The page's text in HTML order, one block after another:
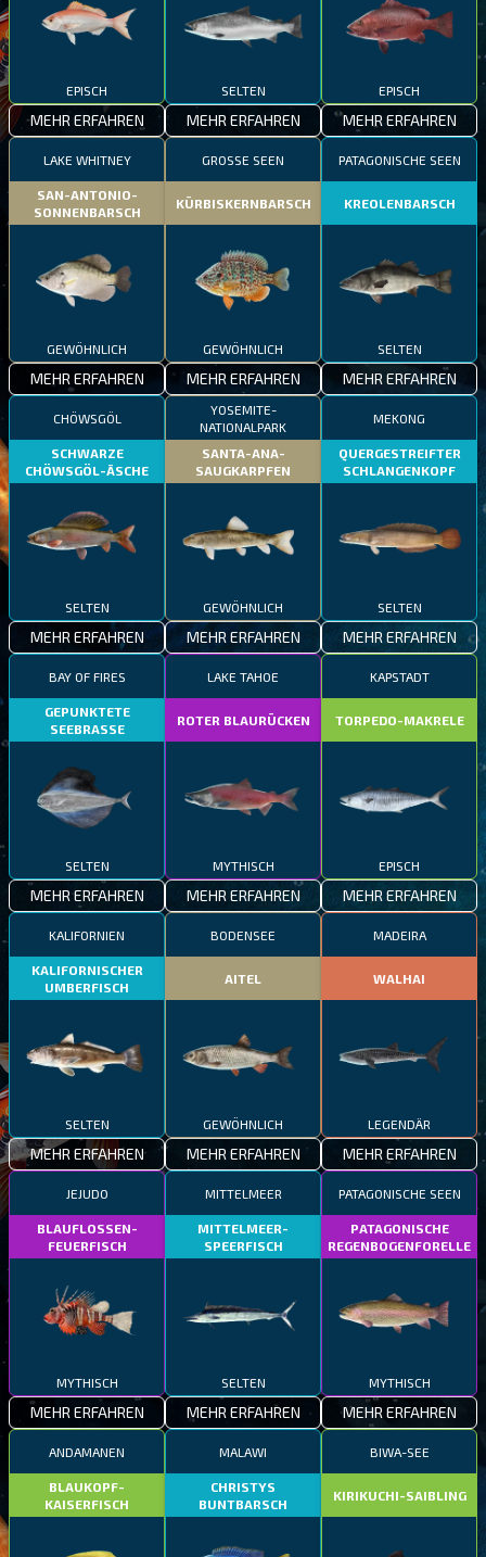
EPISCH
MEHR ERFAHREN
SELTEN
MEHR ERFAHREN
EPISCH
MEHR ERFAHREN
LAKE WHITNEY
SAN-ANTONIO-
SONNENBARSCH
GEWÖHNLICH
MEHR ERFAHREN
GROSSE SEEN
KÜRBISKERNBARSCH
GEWÖHNLICH
MEHR ERFAHREN
PATAGONISCHE SEEN
KREOLENBARSCH
SELTEN
MEHR ERFAHREN
CHÖWSGÖL
SCHWARZE
CHÖWSGÖL-ÄSCHE
SELTEN
MEHR ERFAHREN
YOSEMITE-
NATIONALPARK
SANTA-ANA-
SAUGKARPFEN
GEWÖHNLICH
MEHR ERFAHREN
MEKONG
QUERGESTREIFTER
SCHLANGENKOPF
SELTEN
MEHR ERFAHREN
BAY OF FIRES
GEPUNKTETE
SEEBRASSE
SELTEN
MEHR ERFAHREN
LAKE TAHOE
ROTER BLAURÜCKEN
MYTHISCH
MEHR ERFAHREN
KAPSTADT
TORPEDO-MAKRELE
EPISCH
MEHR ERFAHREN
KALIFORNIEN
KALIFORNISCHER
UMBERFISCH
SELTEN
MEHR ERFAHREN
BODENSEE
AITEL
GEWÖHNLICH
MEHR ERFAHREN
MADEIRA
WALHAI
LEGENDÄR
MEHR ERFAHREN
JEJUDO
BLAUFLOSSEN-
FEUERFISCH
MYTHISCH
MEHR ERFAHREN
MITTELMEER
MITTELMEER-
SPEERFISCH
SELTEN
MEHR ERFAHREN
PATAGONISCHE SEEN
PATAGONISCHE
REGENBOGENFORELLE
MYTHISCH
MEHR ERFAHREN
ANDAMANEN
BLAUKOPF-
KAISERFISCH
MALAWI
CHRISTYS
BUNTBARSCH
BIWA-SEE
KIRIKUCHI-SAIBLING